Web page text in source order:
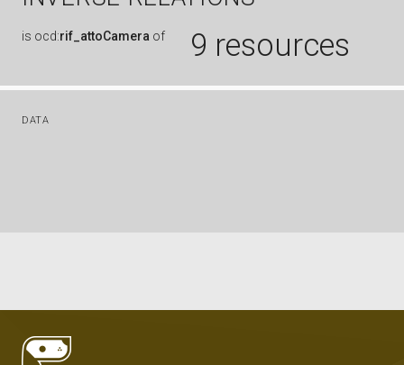
is ocd:rif_attoCamera of 9 resources
DATA